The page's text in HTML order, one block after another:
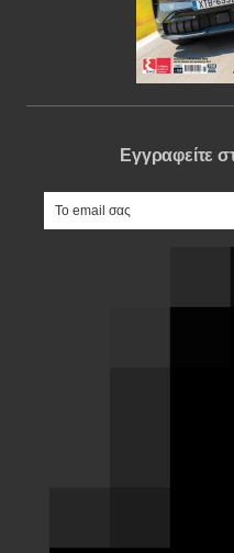
Εγγραφείτε
e-mail